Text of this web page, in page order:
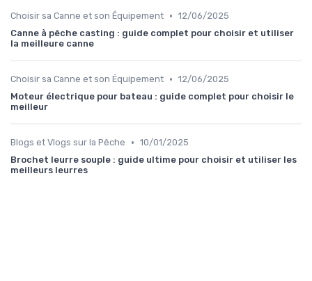
Choisir sa Canne et son Équipement • 12/06/2025
Canne à pêche casting : guide complet pour choisir et utiliser
la meilleure canne
Choisir sa Canne et son Équipement • 12/06/2025
Moteur électrique pour bateau : guide complet pour choisir le
meilleur
Blogs et Vlogs sur la Pêche • 10/01/2025
Brochet leurre souple : guide ultime pour choisir et utiliser les
meilleurs leurres